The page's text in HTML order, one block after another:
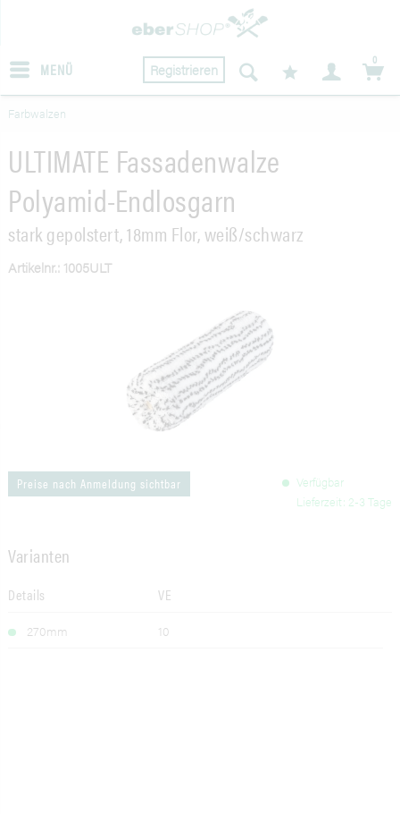
MENÜ Registrieren
0
Farbwalzen
ULTIMATE Fassadenwalze
Polyamid-Endlosgarn
stark gepolstert, 18mm Flor, weiß/schwarz
Artikelnr.: 1005ULT
Preise nach Anmeldung sichtbar
Verfügbar
Lieferzeit: 2-3 Tage
Varianten
Details VE
270mm 10